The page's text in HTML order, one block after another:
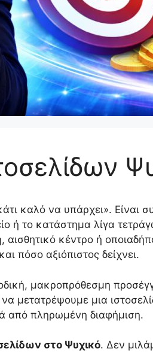
καλό να υπάρχει».
ή το κατάστημα λίγα
αισθητικό κέντρο ή
πόσο αξιόπιστος δείχνει.
μακροπρόθεσμη
μετατρέψουμε μια
από πληρωμένη διαφήμιση.
στο Ψυχικό. Δεν